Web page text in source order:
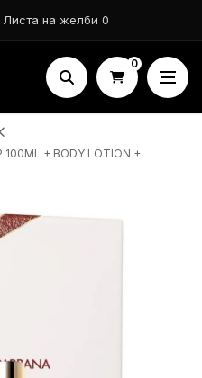
Листа на желби 0
0
100ML + BODY LOTION +